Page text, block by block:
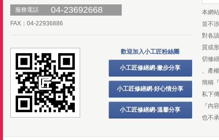
服務電話
04-23692668
FAX：04-22936886
歡迎加入小工匠粉絲團
小工匠修繕網-撇步分享
小工匠修繕網-好心情分享
小工匠修繕網-溫馨分享
本網
並不
對各
質或
切修
、產
簡稱
私下
『內
也不